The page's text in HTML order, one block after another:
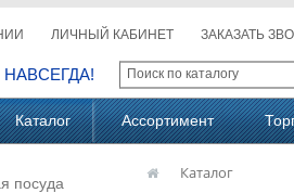
ЛИЧНЫЙ КАБИНЕТ ЗАКАЗАТЬ
Каталог Ассортимент
посуда
Каталог